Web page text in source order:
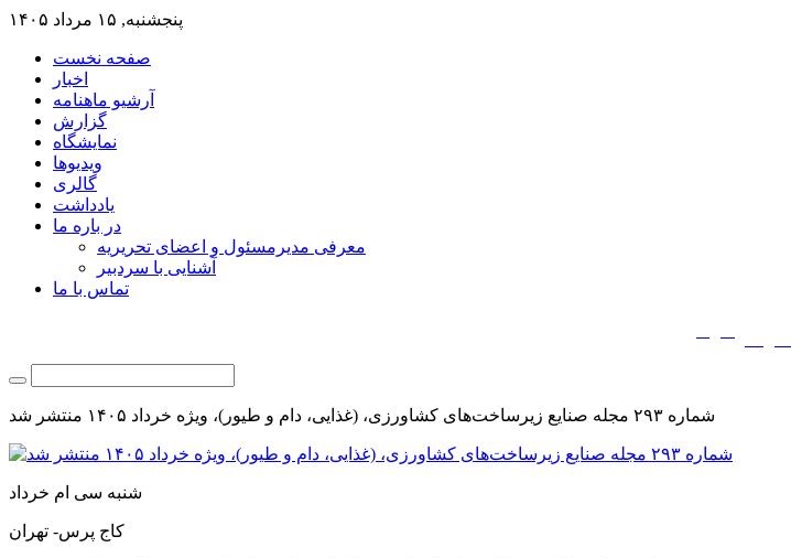
پنجشنبه, ۱۵ مرداد ۱۴۰۵
صفحه نخست
اخبار
آرشیو ماهنامه
گزارش
نمایشگاه
ویدیوها
گالری
یادداشت
در باره ما
معرفی مدیرمسئول و اعضای تحریریه
آشنایی با سردبیر
تماس با ما
شماره ۲۹۳ مجله صنایع زیرساخت‌های کشاورزی، (غذایی، دام و طیور)، ویژه خرداد ۱۴۰۵ منتشر شد
شنبه سی ام خرداد
کاج پرس- تهران